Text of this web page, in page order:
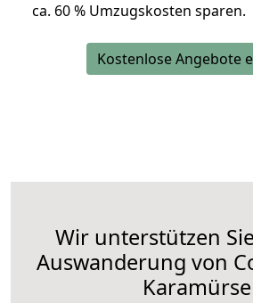
ca. 60 % Umzugskosten sparen.
Kostenlose Angebote
Wir unterstützen
Auswanderung von